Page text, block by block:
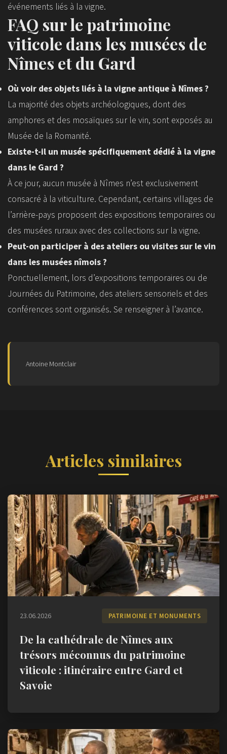
événements liés à la vigne.
FAQ sur le patrimoine
viticole dans les musées de
Nîmes et du Gard
Où voir des objets liés à la vigne antique à Nîmes ?
La majorité des objets archéologiques, dont des
amphores et des mosaïques sur le vin, sont exposés au
Musée de la Romanité.
Existe-t-il un musée spécifiquement dédié à la vigne
dans le Gard ?
À ce jour, aucun musée à Nîmes n’est exclusivement
consacré à la viticulture. Cependant, certains villages de
l’arrière-pays proposent des expositions temporaires ou
des musées ruraux avec des collections sur la vigne.
Peut-on participer à des ateliers ou visites sur le vin
dans les musées nîmois ?
Ponctuellement, lors d’expositions temporaires ou de
Journées du Patrimoine, des ateliers sensoriels et des
conférences sont organisés. Se renseigner à l’avance.
Antoine Montclair
Articles similaires
23.06.2026 PATRIMOINE ET MONUMENTS
De la cathédrale de Nîmes aux
trésors méconnus du patrimoine
viticole : itinéraire entre Gard et
Savoie